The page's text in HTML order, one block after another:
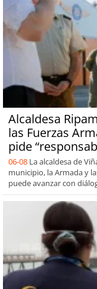
Alcaldesa
las Fuerzas
pide
06-08 La alcaldesa de
municipio, la Armada y
puede avanzar con